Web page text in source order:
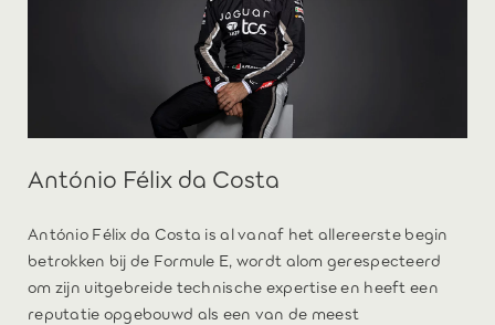
António Félix da Costa
António Félix da Costa is al vanaf het allereerste begin
betrokken bij de Formule E, wordt alom gerespecteerd
om zijn uitgebreide technische expertise en heeft een
reputatie opgebouwd als een van de meest